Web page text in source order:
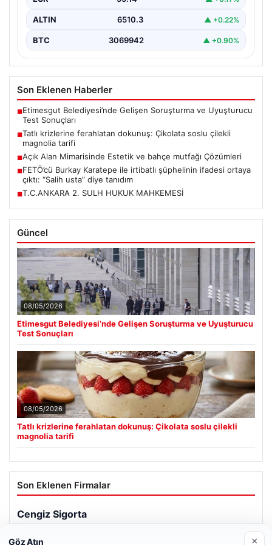
ALTIN 6510.3 ▲ +0.22%
BTC 3069942 ▲ +0.90%
Son Eklenen Haberler
■Etimesgut Belediyesi’nde Gelişen Soruşturma ve Uyuşturucu
Test Sonuçları
■Tatlı krizlerine ferahlatan dokunuş: Çikolata soslu çilekli
magnolia tarifi
■Açık Alan Mimarisinde Estetik ve bahçe mutfağı Çözümleri
■FETÖ’cü Burkay Karatepe ile irtibatlı şüphelinin ifadesi ortaya
çıktı: “Salih usta” diye tanıdım
■T.C.ANKARA 2. SULH HUKUK MAHKEMESİ
Güncel
08/05/2026
Etimesgut Belediyesi’nde Gelişen Soruşturma ve Uyuşturucu
Test Sonuçları
08/05/2026
Tatlı krizlerine ferahlatan dokunuş: Çikolata soslu çilekli
magnolia tarifi
Son Eklenen Firmalar
Cengiz Sigorta
Göz Atın ×